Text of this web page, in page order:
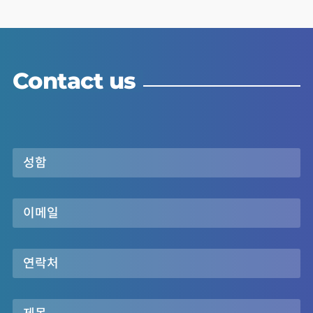
Contact us